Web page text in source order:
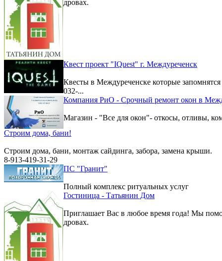
дровах.
Квест проект "IQuest" г. Междуреченск
Квесты в Междуреченске которые
032-...
Компания РиО - Срочный ремонт окон в
Магазин - "Все для окон"- откосы, отливы,
Строим дома, бани!
Строим дома, бани, монтаж сайдинга, забора, замена крыши.
8-913-419-31-29
ПС "Гранит"
Полный комплекс ритуальных услуг
Гостиница - Татьянин Дом
Приглашает Вас в любое время года! Мы
дровах.